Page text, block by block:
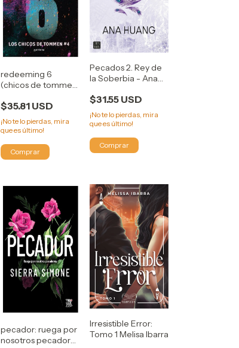
redeeming 6
(chicos de tommen
$35.81 USD
¡No te lo pierdas, mira
que es último!
Pecados 2. Rey de
la Soberbia - Ana
$31.55 USD
¡No te lo pierdas, mira
que es último!
pecador: ruega por
nosotros pecadores
Irresistible Error:
Tomo 1 Melisa Ibarra